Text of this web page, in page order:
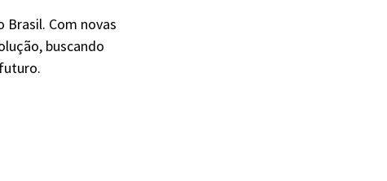
Brasil. Com novas
buscando